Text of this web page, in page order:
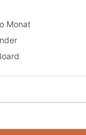
Board
Monat